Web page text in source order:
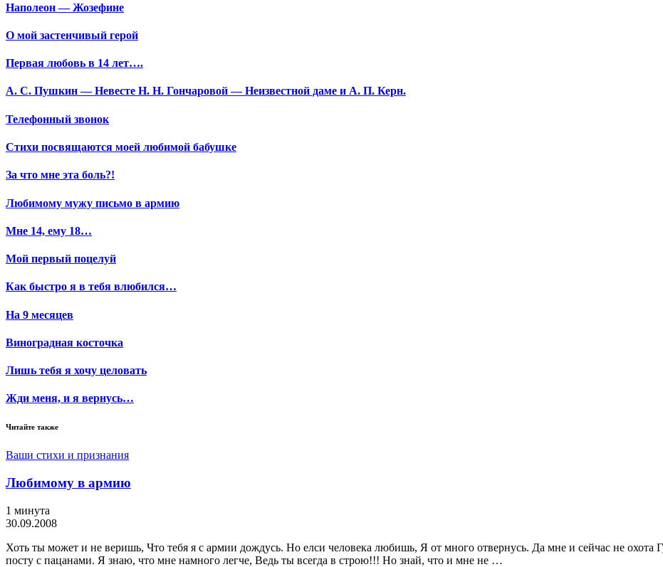
Наполеон — Жозефине
О мой застенчивый герой
Первая любовь в 14 лет….
А. С. Пушкин — Невесте Н. Н. Гончаровой — Неизвестной даме и А. П. Керн.
Телефонный звонок
Стихи посвящаются моей любимой бабушке
За что мне эта боль?!
Любимому мужу письмо в армию
Мне 14, ему 18…
Мой первый поцелуй
Как быстро я в тебя влюбился…
На 9 месяцев
Виноградная косточка
Лишь тебя я хочу целовать
Жди меня, и я вернусь…
Читайте также
Ваши стихи и признания
Любимому в армию
1 минута
30.09.2008
Хоть ты может и не веришь, Что тебя я с армии дождусь. Но елси человека любишь, Я от много отвернусь. Да мне и сейчас не охота
посту с пацанами. Я знаю, что мне намного легче, Ведь ты всегда в строю!!! Но знай, что и мне не …